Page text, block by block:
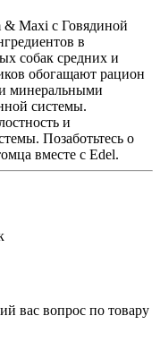
Maxi с Говядиной
в
собак средних и
обогащают рацион
минеральными
системы.
и
Позаботьтесь о
вместе с Edel.
вас вопрос по товару